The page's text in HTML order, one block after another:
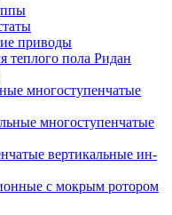
приводы
теплого пола Ридан
многоступенчатые
многоступенчатые
вертикальные ин-
с мокрым ротором